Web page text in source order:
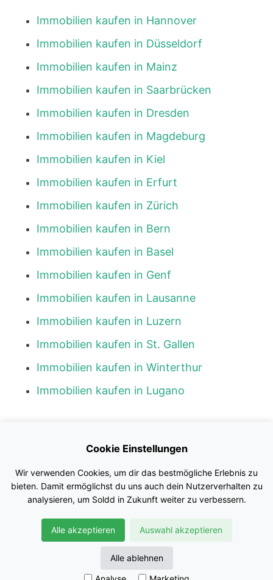
Immobilien kaufen in Hannover
Immobilien kaufen in Düsseldorf
Immobilien kaufen in Mainz
Immobilien kaufen in Saarbrücken
Immobilien kaufen in Dresden
Immobilien kaufen in Magdeburg
Immobilien kaufen in Kiel
Immobilien kaufen in Erfurt
Immobilien kaufen in Zürich
Immobilien kaufen in Bern
Immobilien kaufen in Basel
Immobilien kaufen in Genf
Immobilien kaufen in Lausanne
Immobilien kaufen in Luzern
Immobilien kaufen in St. Gallen
Immobilien kaufen in Winterthur
Immobilien kaufen in Lugano
Impressum
Nutzungsbedingungen
Datenschutz
© Soldd GmbH
Cookie Einstellungen
Wir verwenden Cookies, um dir das bestmögliche Erlebnis zu
bieten. Damit ermöglichst du uns auch dein Nutzerverhalten zu
analysieren, um Soldd in Zukunft weiter zu verbessern.
Alle akzeptieren Auswahl akzeptieren
Alle ablehnen